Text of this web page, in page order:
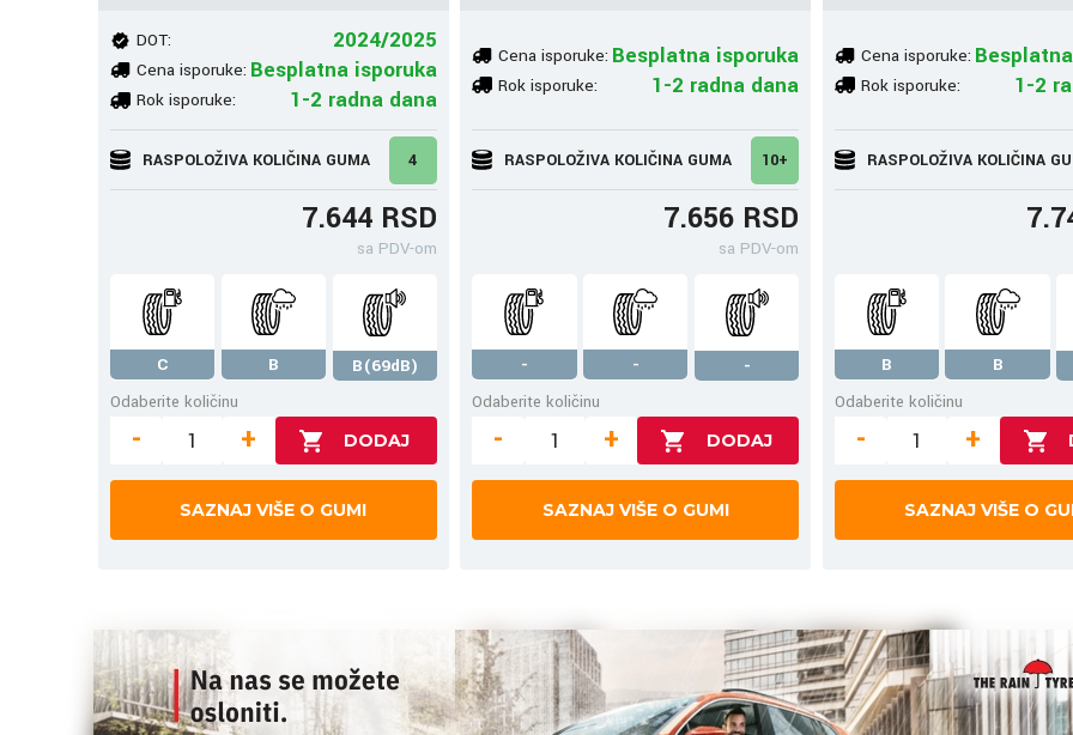
DOT: 2024/2025
Cena isporuke: Besplatna isporuka
Rok isporuke: 1-2 radna dana
RASPOLOŽIVA KOLIČINA GUMA 4
7.644 RSD
sa PDV-om
C B
B(69dB)
Odaberite količinu
- +
SAZNAJ VIŠE O GUMI
Cena isporuke: Besplatna isporuka
Rok isporuke: 1-2 radna dana
RASPOLOŽIVA KOLIČINA GUMA 10+
7.656 RSD
sa PDV-om
- -
-
Odaberite količinu
- +
SAZNAJ VIŠE O GUMI
Cena isporuke:
Rok isporuke: 1-2
RASPOLOŽIVA KOLIČINA
B
B
Odaberite količinu
- +
SAZNAJ VIŠE O